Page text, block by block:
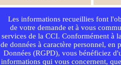
Les informations recueillies font
de votre demande et à vous
services de la CCI. Conformément à
de données à caractère personnel,
Données (RGPD), vous bénéficiez
informations qui vous concernent,